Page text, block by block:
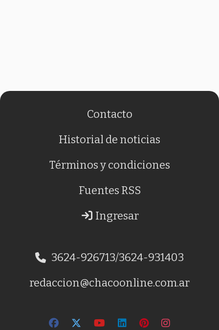
Contacto
Historial de noticias
Términos y condiciones
Fuentes RSS
Ingresar
3624-926713/3624-931403
redaccion@chacoonline.com.ar